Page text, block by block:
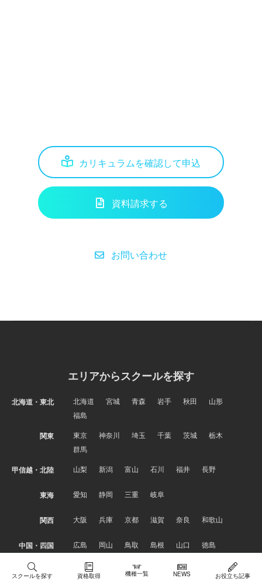
スクールを探す 資格取得 機種一覧 NEWS お役立ち記事
カリキュラムを確認して申込
資料請求する
お問い合わせ
エリアからスクールを探す
北海道・東北 北海道 宮城 青森 岩手 秋田
山形
福島
関東 東京 神奈川 埼玉 千葉 茨城
栃木
群馬
甲信越・北陸 山梨 新潟 富山 石川 福井 長野
東海 愛知 静岡 三重 岐阜
関西 大阪 兵庫 京都 滋賀 奈良 和歌山
中国・四国 広島 岡山 鳥取 島根 山口
徳島
九州・沖縄 福岡 佐賀 長崎 大分
宮崎